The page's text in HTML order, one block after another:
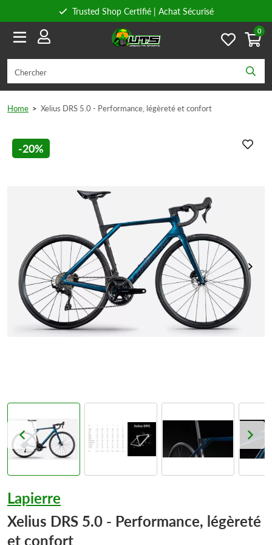
Trusted Shop Certifié | Achat Sécurisé
Conseils personnels
0
Home > Xelius DRS 5.0 - Performance, légèreté et confort
-20%
Lapierre
Xelius DRS 5.0 - Performance, légèreté
et confort